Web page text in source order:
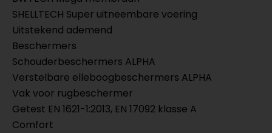
SHELLTECH Super uitneembare voering
Uitstekend ademend
Beschermers
Schouderbeschermers ALPHA
Verstelbare elleboogbeschermers ALPHA
Vak voor rugbeschermer
Getest EN 1621-1:2013, EN 17092 klasse A
Comfort